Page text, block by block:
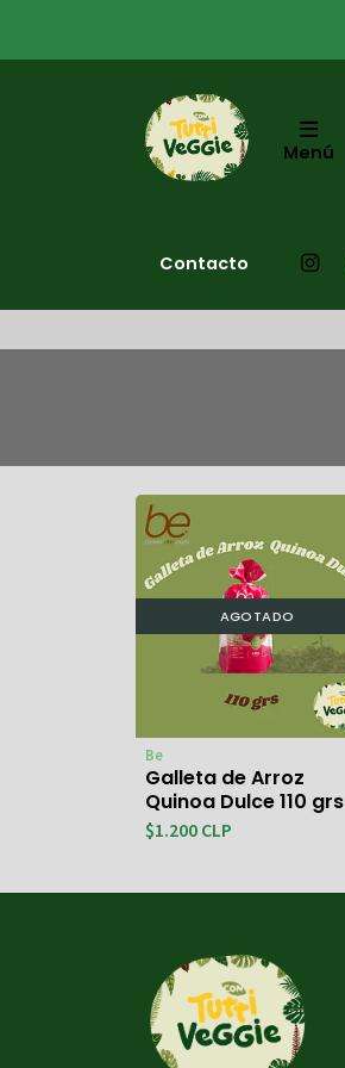
Menú
Contacto
AGOTADO
Be
Galleta de Arroz
Quinoa Dulce 110 grs
$1.200 CLP